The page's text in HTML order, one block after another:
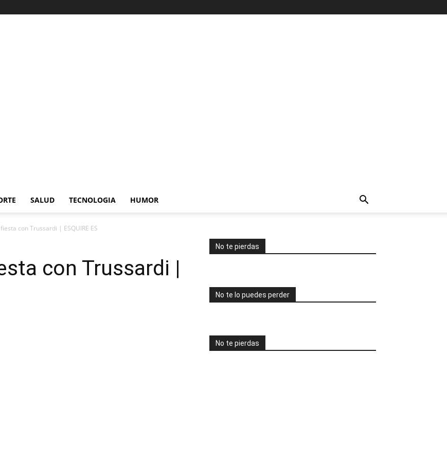
SALUD TECNOLOGIA HUMOR
con Trussardi | ESQUIRE ES
con Trussardi |
No te pierdas
No te lo puedes perder
No te pierdas